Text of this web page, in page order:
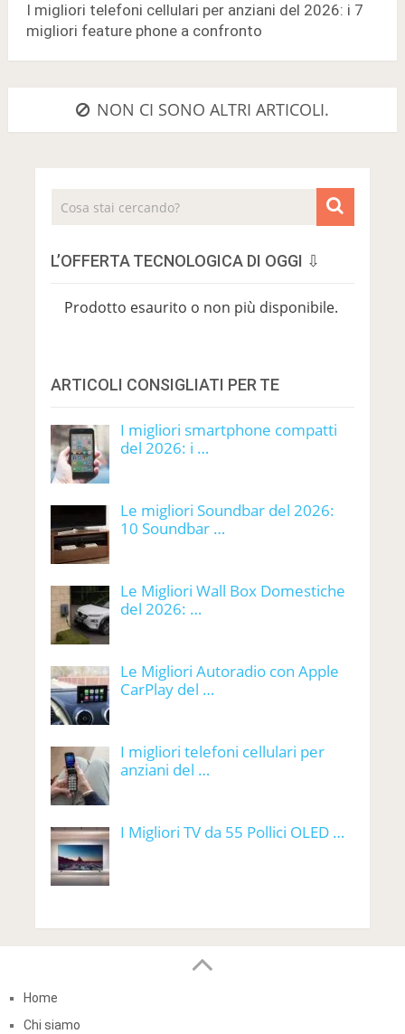
I migliori telefoni cellulari per anziani del 2026: i 7
migliori feature phone a confronto
NON CI SONO ALTRI ARTICOLI.
L’OFFERTA TECNOLOGICA DI OGGI ⇩
Prodotto esaurito o non più disponibile.
ARTICOLI CONSIGLIATI PER TE
I migliori smartphone compatti
del 2026: i …
Le migliori Soundbar del 2026:
10 Soundbar …
Le Migliori Wall Box Domestiche
del 2026: …
Le Migliori Autoradio con Apple
CarPlay del …
I migliori telefoni cellulari per
anziani del …
I Migliori TV da 55 Pollici OLED …
Home
Chi siamo